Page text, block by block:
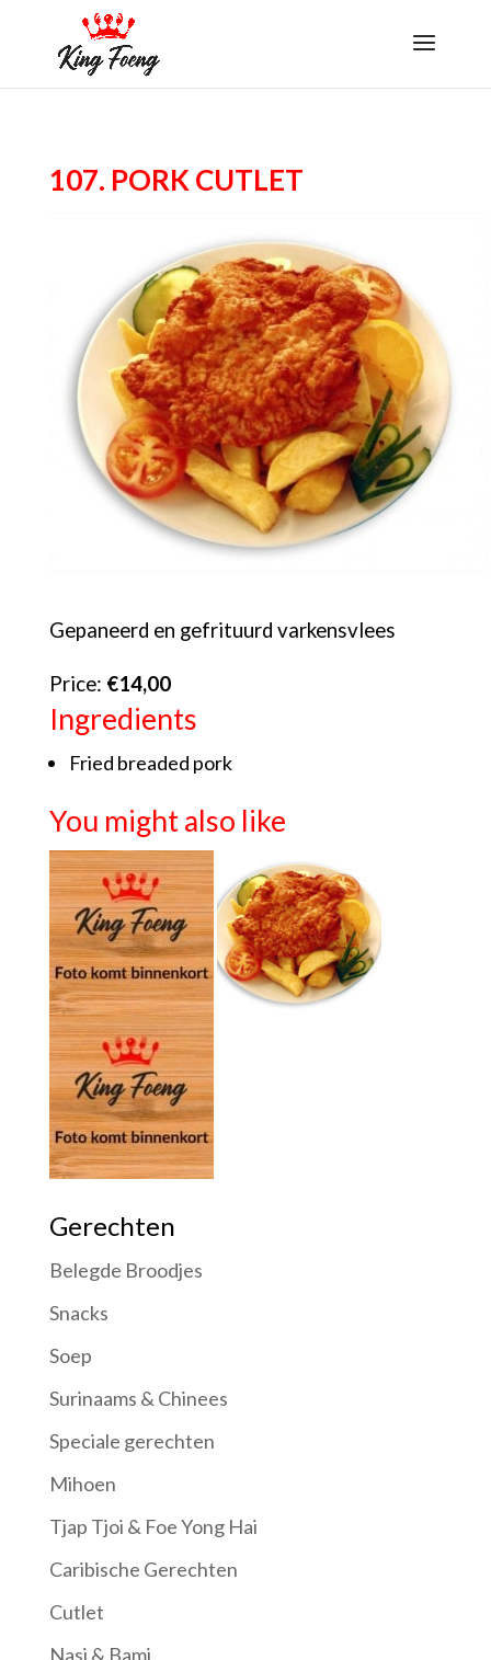
107. Pork Cutlet
Gepaneerd en gefrituurd varkensvlees
Price: €14,00
Ingredients
Fried breaded pork
You might also like
Gerechten
Belegde Broodjes
Snacks
Soep
Surinaams & Chinees
Speciale gerechten
Mihoen
Tjap Tjoi & Foe Yong Hai
Caribische Gerechten
Cutlet
Nasi & Bami